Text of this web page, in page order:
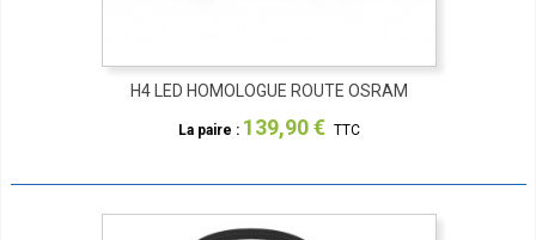
H4 LED HOMOLOGUE ROUTE OSRAM
La paire : 139,90 € TTC